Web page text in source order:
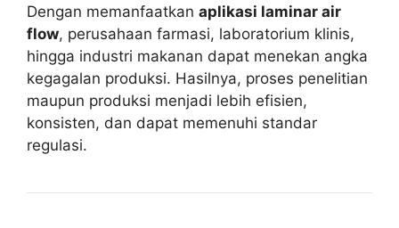
Dengan memanfaatkan aplikasi laminar air
flow, perusahaan farmasi, laboratorium klinis,
hingga industri makanan dapat menekan angka
kegagalan produksi. Hasilnya, proses penelitian
maupun produksi menjadi lebih efisien,
konsisten, dan dapat memenuhi standar
regulasi.